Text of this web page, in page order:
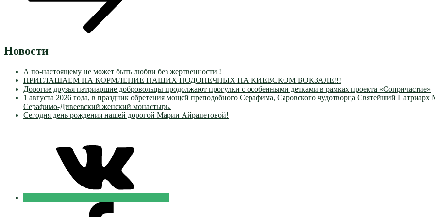
Новости
А по-настоящему не может быть любви без жертвенности !
ПРИГЛАШАЕМ НА КОРМЛЕНИЕ НАШИХ ПОДОПЕЧНЫХ НА КИЕВСКОМ ВОКЗАЛЕ!!!
Дорогие друзья патриаршие добровольцы продолжают прогулки с особенными детками в рамках проекта «Сопричастие»
1 августа 2026 года, в праздник обретения мощей преподобного Серафима, Саровского чудотворца Святейший
Серафимо-Дивеевский женский монастырь.
Сегодня день рождения нашей дорогой Марии Айрапетовой!
Добровольцы